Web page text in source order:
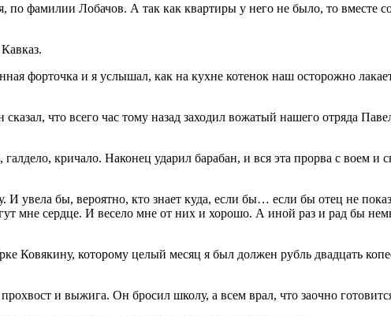
фамилии Лобачов. А так как квартиры у него не было, то вместе
форточка и я услышал, как на кухне котенок наш осторожно
что всего час тому назад заходил вожатый нашего отряда
кричало. Наконец ударил барабан, и вся эта прорва с воем и
И увела бы, вероятно, кто знает куда, если бы… если бы отец не
мне сердце. И весело мне от них и хорошо. А иной раз и рад бы
Ковякину, которому целый месяц я был должен рубль двадцать
и выжига. Он бросил школу, а всем врал, что заочно